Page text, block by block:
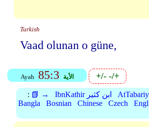
Turkish
Vaad olunan o güne,
Ayah 85:3 الأية +/--/+
: 📗 → IbnKathir ابن كثير
Bangla
Bosnian Chinese Czech